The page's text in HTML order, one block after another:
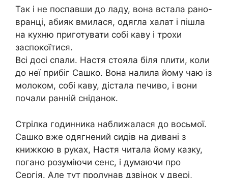
Так і не поспавши до ладу, вона встала рано-
вранці, абияк вмилася, одягла халат і пішла
на кухню приготувати собі каву і трохи
заспокоїтися.
Всі досі спали. Настя стояла біля плити, коли
до неї прибіг Сашко. Вона налила йому чаю із
молоком, собі каву, дістала печиво, і вони
почали ранній сніданок.
Стрілка годинника наближалася до восьмої.
Сашко вже одягнений сидів на дивані з
книжкою в руках, Настя читала йому казку,
погано розуміючи сенс, і думаючи про
Сергія. Але тут пролунав дзвінок у двері,